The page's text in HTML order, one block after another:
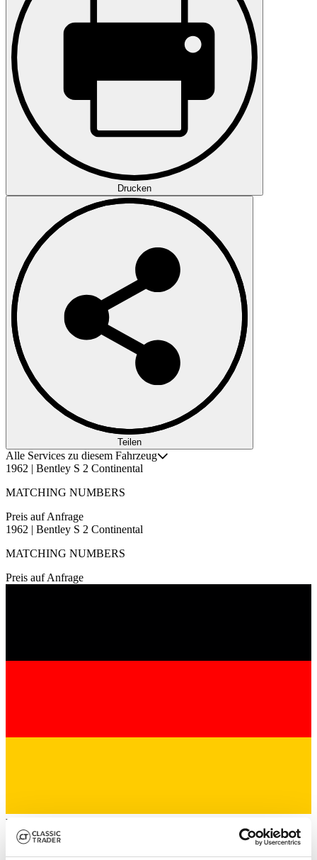
Drucken
Teilen
Alle Services zu diesem Fahrzeug
1962 | Bentley S 2 Continental
MATCHING NUMBERS
Preis auf Anfrage
1962 | Bentley S 2 Continental
MATCHING NUMBERS
Preis auf Anfrage
Händler